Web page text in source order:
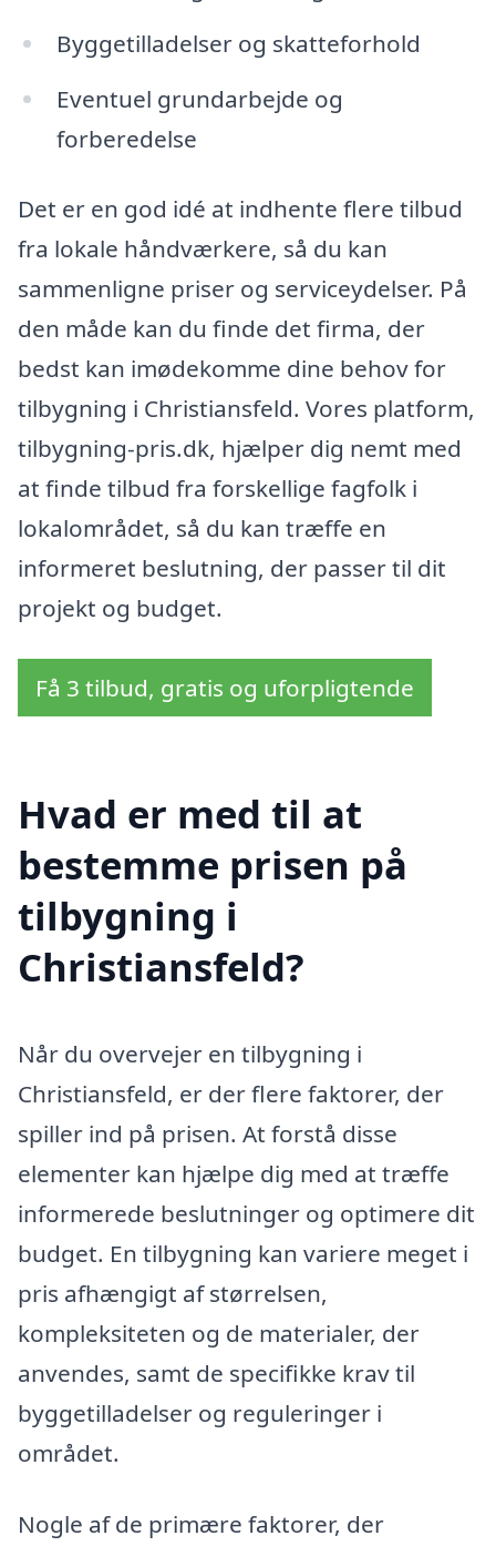
Byggetilladelser og skatteforhold
Eventuel grundarbejde og
forberedelse
Det er en god idé at indhente flere tilbud
fra lokale håndværkere, så du kan
sammenligne priser og serviceydelser. På
den måde kan du finde det firma, der
bedst kan imødekomme dine behov for
tilbygning i Christiansfeld. Vores platform,
tilbygning-pris.dk, hjælper dig nemt med
at finde tilbud fra forskellige fagfolk i
lokalområdet, så du kan træffe en
informeret beslutning, der passer til dit
projekt og budget.
Få 3 tilbud, gratis og uforpligtende
Hvad er med til at
bestemme prisen på
tilbygning i
Christiansfeld?
Når du overvejer en tilbygning i
Christiansfeld, er der flere faktorer, der
spiller ind på prisen. At forstå disse
elementer kan hjælpe dig med at træffe
informerede beslutninger og optimere dit
budget. En tilbygning kan variere meget i
pris afhængigt af størrelsen,
kompleksiteten og de materialer, der
anvendes, samt de specifikke krav til
byggetilladelser og reguleringer i
området.
Nogle af de primære faktorer, der